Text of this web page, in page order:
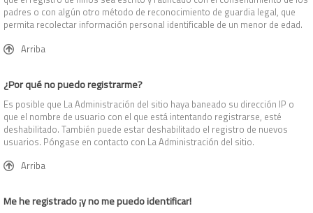
padres o con algún otro método de reconocimiento de guardia legal, que
permita recolectar información personal identificable de un menor de edad.
Arriba
¿Por qué no puedo registrarme?
Es posible que La Administración del sitio haya baneado su dirección IP o
que el nombre de usuario con el que está intentando registrarse, esté
deshabilitado. También puede estar deshabilitado el registro de nuevos
usuarios. Póngase en contacto con La Administración del sitio.
Arriba
Me he registrado ¡y no me puedo identificar!